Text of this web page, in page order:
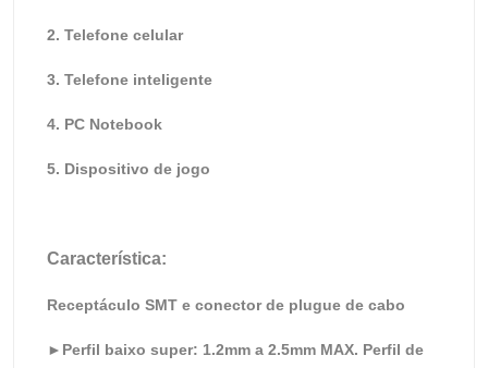
2. Telefone celular
3. Telefone inteligente
4. PC Notebook
5. Dispositivo de jogo
Característica:
Receptáculo SMT e conector de plugue de cabo
►Perfil baixo super: 1.2mm a 2.5mm MAX. Perfil de